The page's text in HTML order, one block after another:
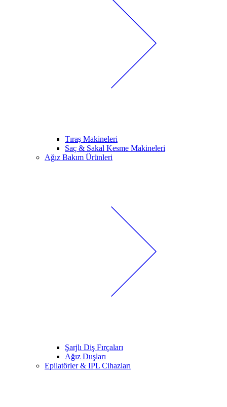
Tıraş Makineleri
Saç & Sakal Kesme Makineleri
Ağız Bakım Ürünleri
Şarjlı Diş Fırçaları
Ağız Duşları
Epilatörler & IPL Cihazları